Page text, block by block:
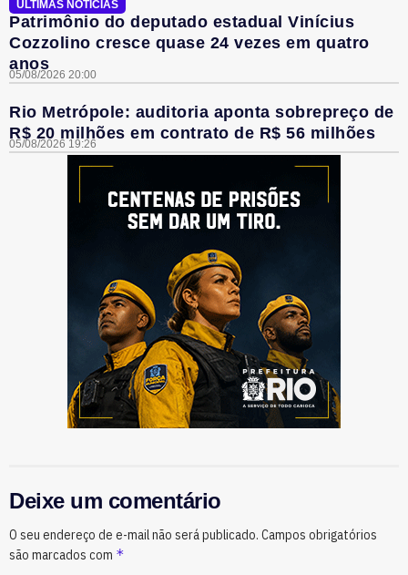
ÚLTIMAS NOTÍCIAS
Patrimônio do deputado estadual Vinícius
Cozzolino cresce quase 24 vezes em quatro
anos
05/08/2026 20:00
Rio Metrópole: auditoria aponta sobrepreço de
R$ 20 milhões em contrato de R$ 56 milhões
05/08/2026 19:26
Deixe um comentário
O seu endereço de e-mail não será publicado. Campos obrigatórios
são marcados com *